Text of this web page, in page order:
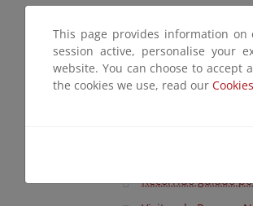
Reserva Natural
Recorrido guiado
This page provides information
session active, personalise your
website. You can choose to accept
the cookies we use, read our